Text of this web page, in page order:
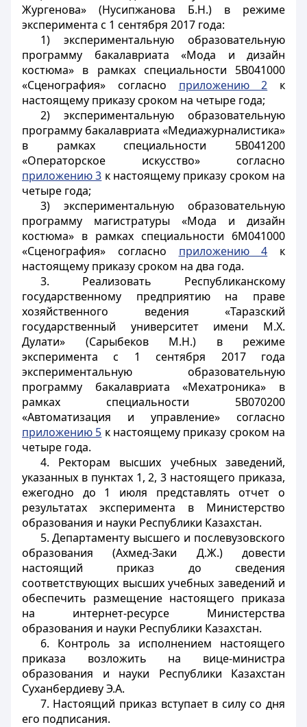
Жургенова» (Нусипжанова Б.Н.) в режиме
эксперимента с 1 сентября 2017 года:
1) экспериментальную образовательную
программу бакалавриата «Мода и дизайн
костюма» в рамках специальности 5В041000
«Сценография» согласно приложению 2 к
настоящему приказу сроком на четыре года;
2) экспериментальную образовательную
программу бакалавриата «Медиажурналистика»
в рамках специальности 5В041200
«Операторское искусство» согласно
приложению 3 к настоящему приказу сроком на
четыре года;
3) экспериментальную образовательную
программу магистратуры «Мода и дизайн
костюма» в рамках специальности 6М041000
«Сценография» согласно приложению 4 к
настоящему приказу сроком на два года.
3. Реализовать Республиканскому
государственному предприятию на праве
хозяйственного ведения «Таразский
государственный университет имени М.Х.
Дулати» (Сарыбеков М.Н.) в режиме
эксперимента с 1 сентября 2017 года
экспериментальную образовательную
программу бакалавриата «Мехатроника» в
рамках специальности 5В070200
«Автоматизация и управление» согласно
приложению 5 к настоящему приказу сроком на
четыре года.
4. Ректорам высших учебных заведений,
указанных в пунктах 1, 2, 3 настоящего приказа,
ежегодно до 1 июля представлять отчет о
результатах эксперимента в Министерство
образования и науки Республики Казахстан.
5. Департаменту высшего и послевузовского
образования (Ахмед-Заки Д.Ж.) довести
настоящий приказ до сведения
соответствующих высших учебных заведений и
обеспечить размещение настоящего приказа
на интернет-ресурсе Министерства
образования и науки Республики Казахстан.
6. Контроль за исполнением настоящего
приказа возложить на вице-министра
образования и науки Республики Казахстан
Суханбердиеву Э.А.
7. Настоящий приказ вступает в силу со дня
его подписания.